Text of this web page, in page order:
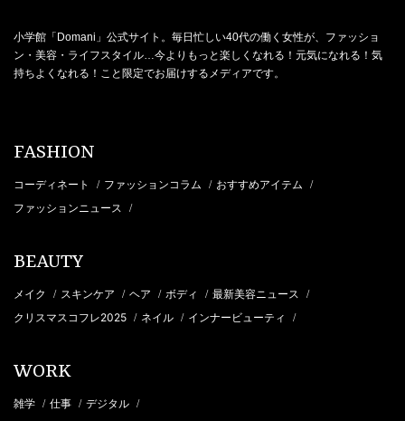
小学館「Domani」公式サイト。毎日忙しい40代の働く女性が、ファッショ
ン・美容・ライフスタイル…今よりもっと楽しくなれる！元気になれる！気
持ちよくなれる！こと限定でお届けするメディアです。
FASHION
コーディネート / ファッションコラム / おすすめアイテム /
ファッションニュース /
BEAUTY
メイク / スキンケア / ヘア / ボディ / 最新美容ニュース /
クリスマスコフレ2025 / ネイル / インナービューティ /
WORK
雑学 / 仕事 / デジタル /